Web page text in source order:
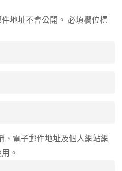
地址不會公開。 必填欄位標
、電子郵件地址及個人網站網
。